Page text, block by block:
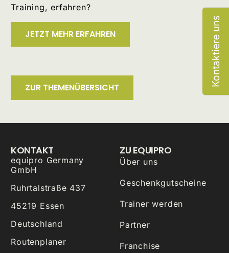
Training, erfahren?
JETZT MEHR ERFAHREN
ZUR THEMENÜBERSICHT
KONTAKT
equipro Germany
GmbH
Ruhrtalstraße 437
45219 Essen
Deutschland
Routenplaner
ZU EQUIPRO
Über uns
Geschenkgutscheine
Trainer werden
Partner
Franchise
Kontaktiere uns